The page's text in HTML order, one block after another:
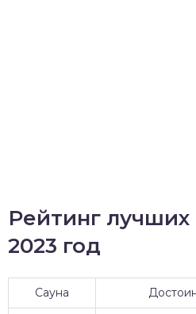
Рейтинг лучших
2023 год
Сауна